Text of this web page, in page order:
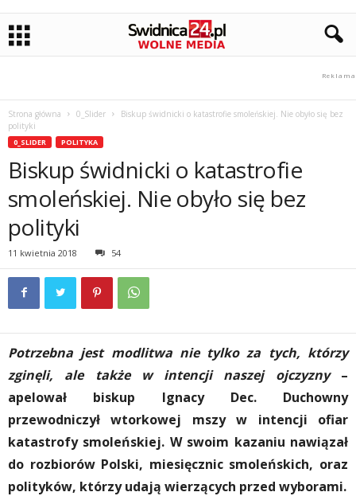
Strona główna 0_Slider
Biskup świdnicki o katastrofie smoleńskiej. Nie obyło się bez
polityki
0_SLIDER POLITYKA
Biskup świdnicki o katastrofie
smoleńskiej. Nie obyło się bez
polityki
11 kwietnia 2018 54
Potrzebna jest modlitwa nie tylko za tych, którzy
zginęli, ale także w intencji naszej ojczyzny–
apelował biskup Ignacy Dec. Duchowny
przewodniczył wtorkowej mszy w intencji ofiar
katastrofy smoleńskiej. W swoim kazaniu nawiązał
do rozbiorów Polski, miesięcznic smoleńskich, oraz
polityków, którzy udają wierzących przed wyborami.